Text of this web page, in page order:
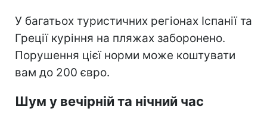
У багатьох туристичних регіонах Іспанії та
Греції куріння на пляжах заборонено.
Порушення цієї норми може коштувати
вам до 200 євро.
Шум у вечірній та нічний час